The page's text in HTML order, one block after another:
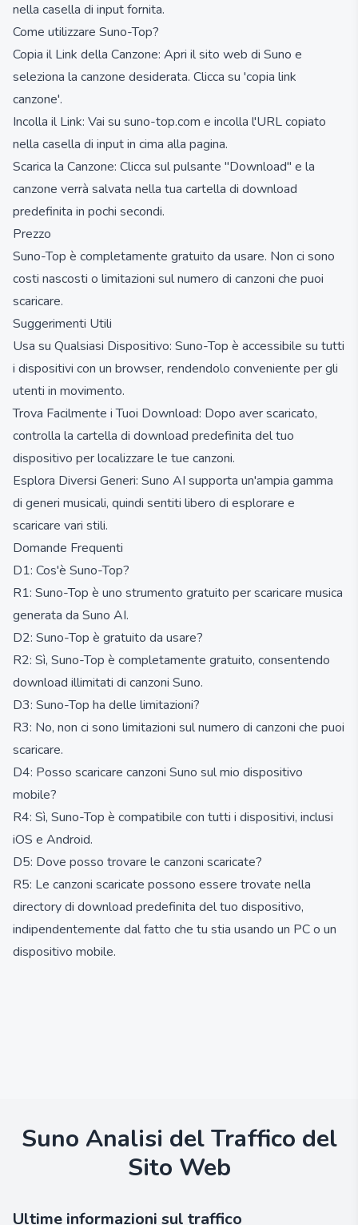
nella casella di input fornita.
Come utilizzare Suno-Top?
Copia il Link della Canzone: Apri il sito web di Suno e
seleziona la canzone desiderata. Clicca su 'copia link
canzone'.
Incolla il Link: Vai su suno-top.com e incolla l'URL copiato
nella casella di input in cima alla pagina.
Scarica la Canzone: Clicca sul pulsante "Download" e la
canzone verrà salvata nella tua cartella di download
predefinita in pochi secondi.
Prezzo
Suno-Top è completamente gratuito da usare. Non ci sono
costi nascosti o limitazioni sul numero di canzoni che puoi
scaricare.
Suggerimenti Utili
Usa su Qualsiasi Dispositivo: Suno-Top è accessibile su tutti
i dispositivi con un browser, rendendolo conveniente per gli
utenti in movimento.
Trova Facilmente i Tuoi Download: Dopo aver scaricato,
controlla la cartella di download predefinita del tuo
dispositivo per localizzare le tue canzoni.
Esplora Diversi Generi: Suno AI supporta un'ampia gamma
di generi musicali, quindi sentiti libero di esplorare e
scaricare vari stili.
Domande Frequenti
D1: Cos'è Suno-Top?
R1: Suno-Top è uno strumento gratuito per scaricare musica
generata da Suno AI.
D2: Suno-Top è gratuito da usare?
R2: Sì, Suno-Top è completamente gratuito, consentendo
download illimitati di canzoni Suno.
D3: Suno-Top ha delle limitazioni?
R3: No, non ci sono limitazioni sul numero di canzoni che puoi
scaricare.
D4: Posso scaricare canzoni Suno sul mio dispositivo
mobile?
R4: Sì, Suno-Top è compatibile con tutti i dispositivi, inclusi
iOS e Android.
D5: Dove posso trovare le canzoni scaricate?
R5: Le canzoni scaricate possono essere trovate nella
directory di download predefinita del tuo dispositivo,
indipendentemente dal fatto che tu stia usando un PC o un
dispositivo mobile.
Suno Analisi del Traffico del
Sito Web
Ultime informazioni sul traffico